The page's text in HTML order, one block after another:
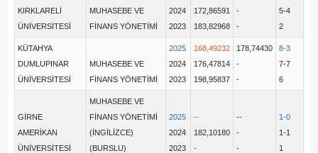
KIRKLARELİ
ÜNİVERSİTESİ
MUHASEBE VE
FİNANS YÖNETİMİ
2024
2023
172,86591
183,82968
-
-
5-4
2
KÜTAHYA
DUMLUPINAR
ÜNİVERSİTESİ
MUHASEBE VE
FİNANS YÖNETİMİ
2025
2024
2023
168,49232
176,47814
198,95837
178,74430
-
-
8-3
7-7
6
GİRNE
AMERİKAN
ÜNİVERSİTESİ
MUHASEBE VE
FİNANS YÖNETİMİ
(İNGİLİZCE)
(BURSLU)
2025
2024
2023
--
182,10180
-
--
-
-
1-0
1-1
1